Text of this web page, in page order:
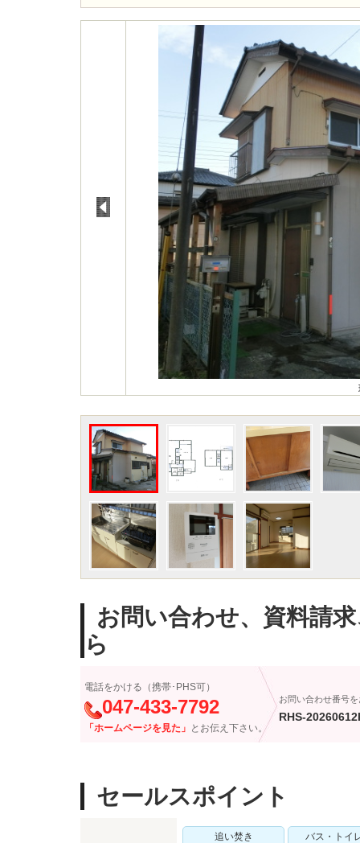
お問い合わせ、資料請
ら
電話をかける（携帯･PHS可）
047-433-7792
「ホームページを見た」 とお伝え下さい。
お問い合わせ番号
RHS-
セールスポイント
追い焚き バス・トイ